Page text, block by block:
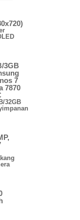
3GB
7
7870
32GB